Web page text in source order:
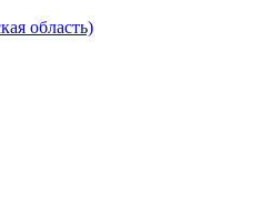
область)